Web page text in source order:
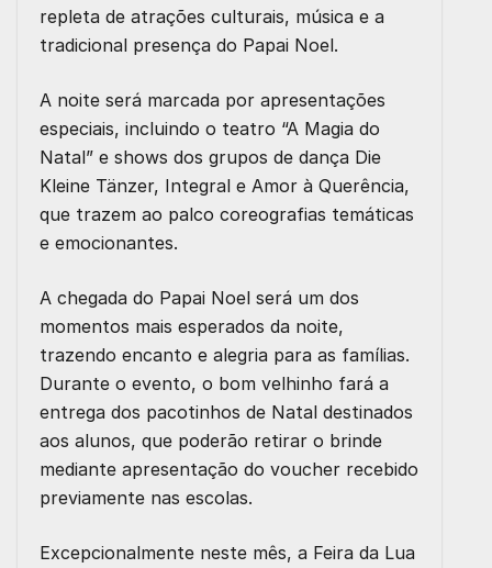
repleta de atrações culturais, música e a
tradicional presença do Papai Noel.
A noite será marcada por apresentações
especiais, incluindo o teatro “A Magia do
Natal” e shows dos grupos de dança Die
Kleine Tänzer, Integral e Amor à Querência,
que trazem ao palco coreografias temáticas
e emocionantes.
A chegada do Papai Noel será um dos
momentos mais esperados da noite,
trazendo encanto e alegria para as famílias.
Durante o evento, o bom velhinho fará a
entrega dos pacotinhos de Natal destinados
aos alunos, que poderão retirar o brinde
mediante apresentação do voucher recebido
previamente nas escolas.
Excepcionalmente neste mês, a Feira da Lua